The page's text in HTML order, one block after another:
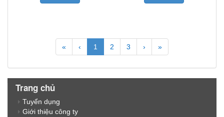
« ‹ 1 2 3 › »
Trang chủ
Tuyển dụng
Giới thiệu công ty